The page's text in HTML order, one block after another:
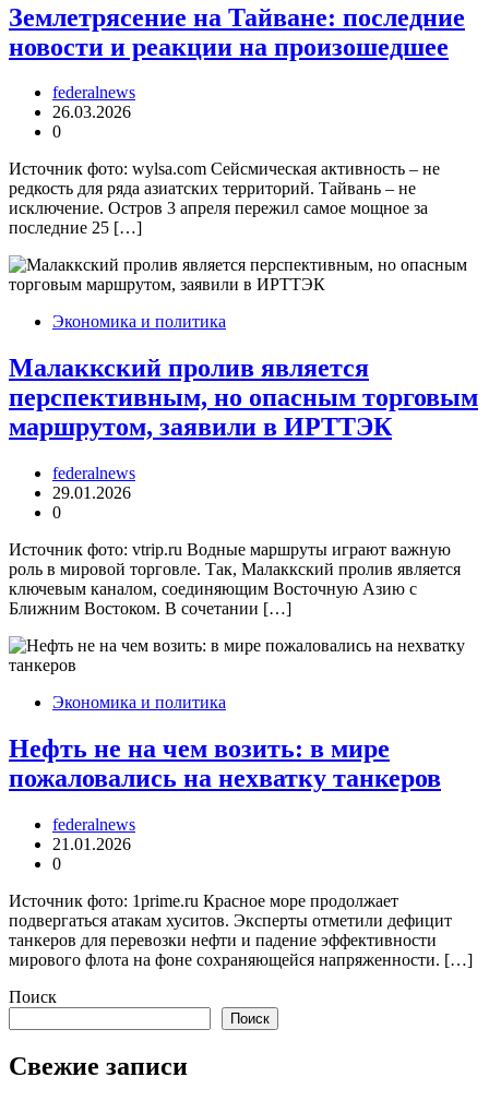
Землетрясение на Тайване: последние
новости и реакции на произошедшее
federalnews
26.03.2026
0
Источник фото: wylsa.com Сейсмическая активность – не
редкость для ряда азиатских территорий. Тайвань – не
исключение. Остров 3 апреля пережил самое мощное за
последние 25 […]
Экономика и политика
Малаккский пролив является
перспективным, но опасным торговым
маршрутом, заявили в ИРТТЭК
federalnews
29.01.2026
0
Источник фото: vtrip.ru Водные маршруты играют важную
роль в мировой торговле. Так, Малаккский пролив является
ключевым каналом, соединяющим Восточную Азию с
Ближним Востоком. В сочетании […]
Экономика и политика
Нефть не на чем возить: в мире
пожаловались на нехватку танкеров
federalnews
21.01.2026
0
Источник фото: 1prime.ru Красное море продолжает
подвергаться атакам хуситов. Эксперты отметили дефицит
танкеров для перевозки нефти и падение эффективности
мирового флота на фоне сохраняющейся напряженности. […]
Поиск
Поиск
Свежие записи